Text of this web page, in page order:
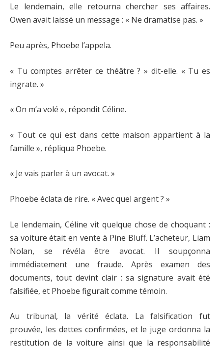
Le lendemain, elle retourna chercher ses affaires.
Owen avait laissé un message : « Ne dramatise pas. »
Peu après, Phoebe l’appela.
« Tu comptes arrêter ce théâtre ? » dit-elle. « Tu es
ingrate. »
« On m’a volé », répondit Céline.
« Tout ce qui est dans cette maison appartient à la
famille », répliqua Phoebe.
« Je vais parler à un avocat. »
Phoebe éclata de rire. « Avec quel argent ? »
Le lendemain, Céline vit quelque chose de choquant :
sa voiture était en vente à Pine Bluff. L’acheteur, Liam
Nolan, se révéla être avocat. Il soupçonna
immédiatement une fraude. Après examen des
documents, tout devint clair : sa signature avait été
falsifiée, et Phoebe figurait comme témoin.
Au tribunal, la vérité éclata. La falsification fut
prouvée, les dettes confirmées, et le juge ordonna la
restitution de la voiture ainsi que la responsabilité